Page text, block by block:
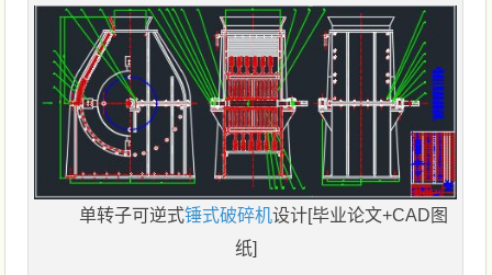
单转子可逆式锤式破碎机设计[毕业论文+CAD图
纸]